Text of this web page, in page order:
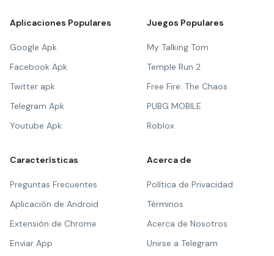
Aplicaciones Populares
Google Apk
Facebook Apk
Twitter apk
Telegram Apk
Youtube Apk
Juegos Populares
My Talking Tom
Temple Run 2
Free Fire: The Chaos
PUBG MOBILE
Roblox
Características
Preguntas Frecuentes
Aplicación de Android
Extensión de Chrome
Enviar App
Acerca de
Política de Privacidad
Términos
Acerca de Nosotros
Unirse a Telegram